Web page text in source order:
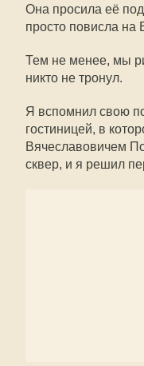
Она просила её
просто повисла на
Тем не менее, мы
никто не тронул.
Я вспомнил свою
гостиницей, в
Вячеславовичем
сквер, и я решил